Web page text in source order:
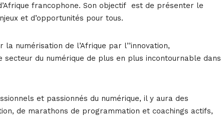
francophone. Son objectif est de présenter le
et d’opportunités pour tous.
numérisation de l’Afrique par l’’innovation,
du numérique de plus en plus incontournable dans
et passionnés du numérique, il y aura des
de marathons de programmation et coachings actifs,